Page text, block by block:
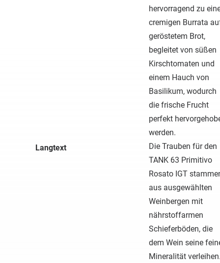
hervorragend zu
cremigen Burrata
geröstetem Brot,
begleitet von süßen
Kirschtomaten und
einem Hauch von
Basilikum, wodurch
die frische Frucht
perfekt
werden.
Langtext
Die Trauben für den
TANK 63 Primitivo
Rosato IGT
aus ausgewählten
Weinbergen mit
nährstoffarmen
Schieferböden, die
dem Wein seine
Mineralität